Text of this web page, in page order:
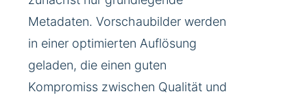
Metadaten. Vorschaubilder werden
in einer optimierten Auflösung
geladen, die einen guten
Kompromiss zwischen Qualität und